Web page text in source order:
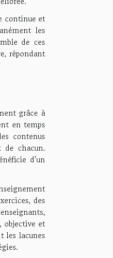
continue et
les
de ces
répondant
grâce à
en temps
contenus
de chacun.
d’un
des
objective et
les lacunes